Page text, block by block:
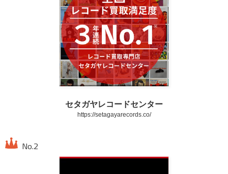
セタガヤレコードセンター
https://setagayarecords.co/